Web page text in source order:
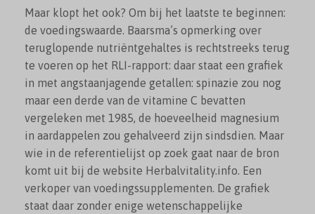
Maar klopt het ook? Om bij het laatste te beginnen:
de voedingswaarde. Baarsma’s opmerking over
teruglopende nutriëntgehaltes is rechtstreeks terug
te voeren op het RLI-rapport: daar staat een grafiek
in met angstaanjagende getallen: spinazie zou nog
maar een derde van de vitamine C bevatten
vergeleken met 1985, de hoeveelheid magnesium
in aardappelen zou gehalveerd zijn sindsdien. Maar
wie in de referentielijst op zoek gaat naar de bron
komt uit bij de website Herbalvitality.info. Een
verkoper van voedingssupplementen. De grafiek
staat daar zonder enige wetenschappelijke